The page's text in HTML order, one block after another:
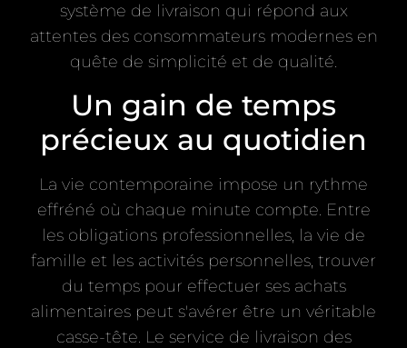
système de livraison qui répond aux
attentes des consommateurs modernes en
quête de simplicité et de qualité.
Un gain de temps
précieux au quotidien
La vie contemporaine impose un rythme
effréné où chaque minute compte. Entre
les obligations professionnelles, la vie de
famille et les activités personnelles, trouver
du temps pour effectuer ses achats
alimentaires peut s'avérer être un véritable
casse-tête. Le service de livraison des